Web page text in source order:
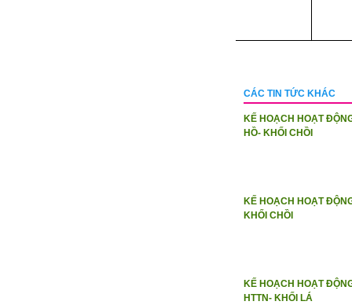
CÁC TIN TỨC KHÁC
KẾ HOẠCH HOẠT
HỒ- KHỐI CHỒI
KẾ HOẠCH HOẠT
KHỐI CHỒI
KẾ HOẠCH HOẠT
HTTN- KHỐI LÁ